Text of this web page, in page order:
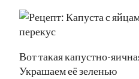
Вот такая капустно-
Украшаем её зеленью